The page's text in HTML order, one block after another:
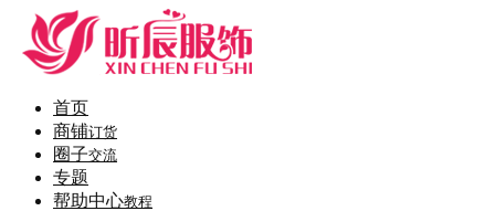
首页
商铺订货
圈子交流
专题
帮助中心教程